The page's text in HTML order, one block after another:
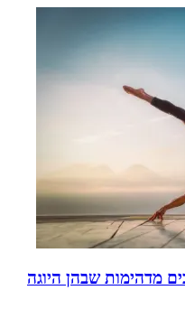
כוחה של היוגה: 7 דרכים מדהימות שבהן היוגה